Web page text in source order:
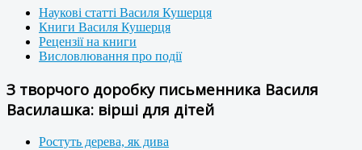
Наукові статті Василя Кушерця
Книги Василя Кушерця
Рецензії на книги
Висловлювання про події
З творчого доробку письменника Василя
Василашка: вірші для дітей
Ростуть дерева, як дива